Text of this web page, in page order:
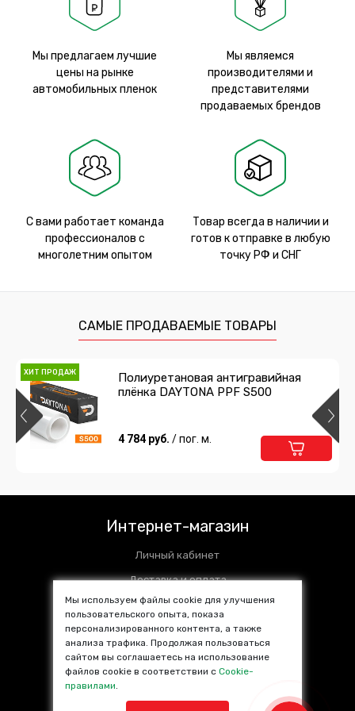
Мы предлагаем лучшие
цены на рынке
автомобильных пленок
Мы являемся
производителями и
представителями
продаваемых брендов
С вами работает команда
профессионалов с
многолетним опытом
Товар всегда в наличии и
готов к отправке в любую
точку РФ и СНГ
САМЫЕ ПРОДАВАЕМЫЕ ТОВАРЫ
ХИТ ПРОДАЖ
Полиуретановая антигравийная
плёнка DAYTONA PPF S500
4 784 руб. / пог. м.
Интернет-магазин
Личный кабинет
Доставка и оплата
Установочные центры
Контакты
SALE %
Популярные товары
Мы используем файлы cookie для улучшения
пользовательского опыта, показа
персонализированного контента, а также
анализа трафика. Продолжая пользоваться
сайтом вы соглашаетесь на использование
файлов cookie в соответствии сCookie-
правилами.